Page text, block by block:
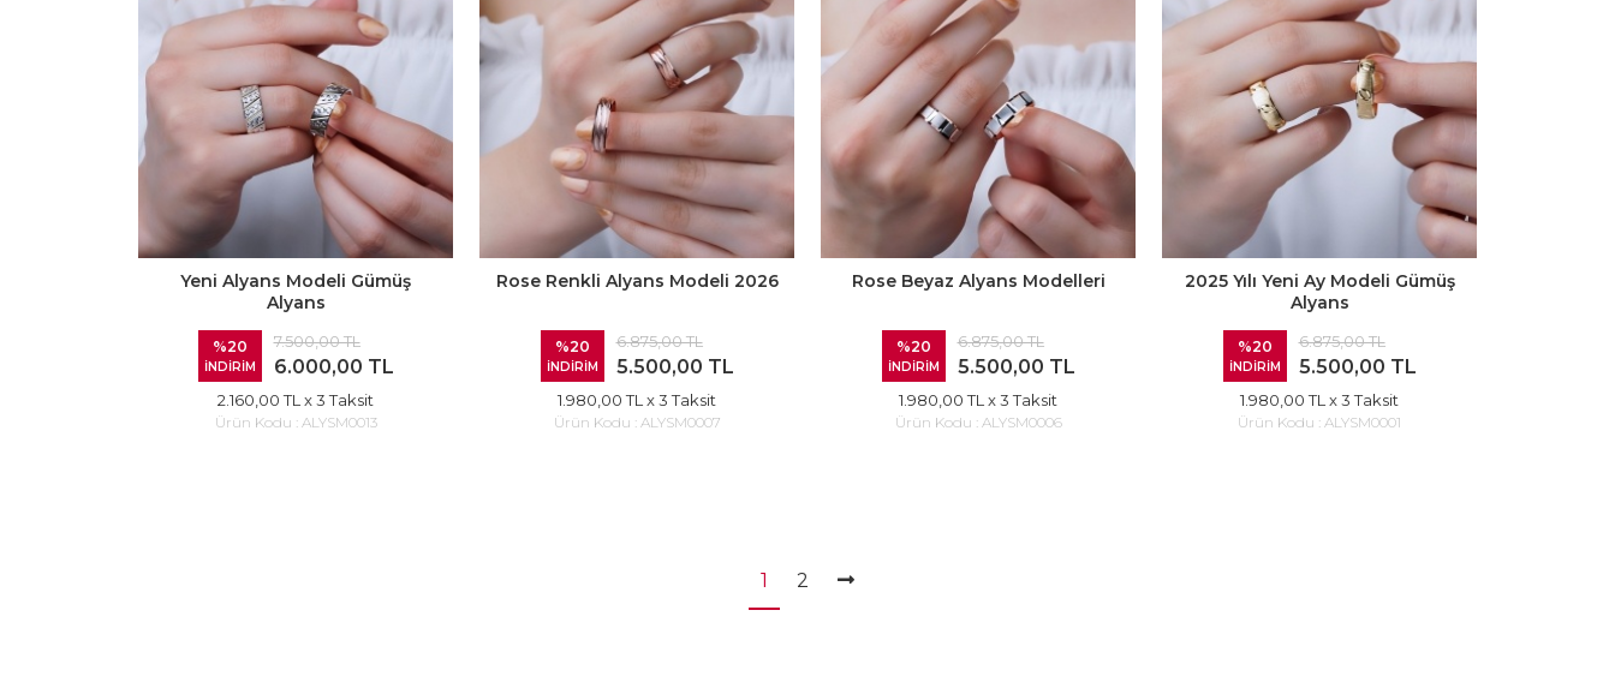
Yeni Alyans Modeli Gümüş
Alyans
%20
İNDİRİM
7.500,00 TL
6.000,00 TL
2.160,00 TL x 3 Taksit
Ürün Kodu : ALYSM0013
Rose Renkli Alyans Modeli 2026
%20
İNDİRİM
6.875,00 TL
5.500,00 TL
1.980,00 TL x 3 Taksit
Ürün Kodu : ALYSM0007
Rose Beyaz Alyans Modelleri
%20
İNDİRİM
6.875,00 TL
5.500,00 TL
1.980,00 TL x 3 Taksit
Ürün Kodu : ALYSM0006
2025 Yılı Yeni Ay Modeli Gümüş
Alyans
%20
İNDİRİM
6.875,00 TL
5.500,00 TL
1.980,00 TL x 3 Taksit
Ürün Kodu : ALYSM0001
1 2